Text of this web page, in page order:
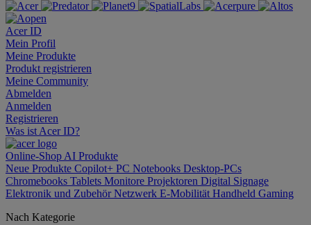
Acer ID
Mein Profil
Meine Produkte
Produkt registrieren
Meine Community
Abmelden
Anmelden
Registrieren
Was ist Acer ID?
Online-Shop AI Produkte
Neue Produkte Copilot+ PC Notebooks Desktop-PCs
Chromebooks Tablets Monitore Projektoren Digital Signage
Elektronik und ZubehörNetzwerk E-Mobilität Handheld Gaming
Nach Kategorie